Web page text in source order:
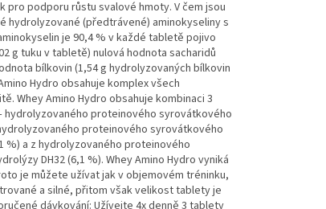
podporu růstu svalové hmoty. V čem jsou
hydrolyzované (předtrávené) aminokyseliny s
je 90,4 % v každé tabletě pojivo
g tuku v tabletě) nulová hodnota sacharidů
bílkovin (1,54 g hydrolyzovaných bílkovin
Hydro obsahuje komplex všech
Whey Amino Hydro obsahuje kombinaci 3
proteinového syrovátkového
proteinového syrovátkového
%) a z hydrolyzovaného proteinového
DH32 (6,1 %). Whey Amino Hydro vyniká
je můžete užívat jak v objemovém tréninku,
a silné, přitom však velikost tablety je